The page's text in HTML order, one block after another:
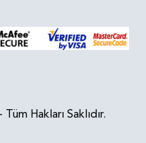
Hakları Saklıdır.